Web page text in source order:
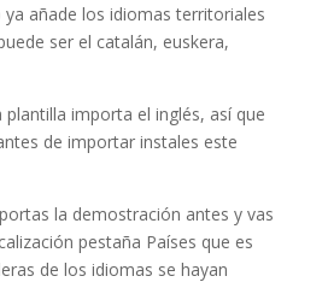
ya añade los idiomas territoriales
ser el catalán, euskera,
importa el inglés, así que
de importar instales este
la demostración antes y vas
pestaña Países que es
de los idiomas se hayan